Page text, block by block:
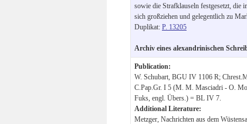
sowie die Strafklauseln festgesetzt, die
sich großziehen und gelegentlich zu
Duplikat: P. 13205
Archiv eines alexandrinischen
Publication:
W. Schubart, BGU IV 1106 R;
C.Pap.Gr. I 5 (M. M. Masciadri - O.
Fuks, engl. Übers.) = BL IV 7.
Additional Literature:
Metzger, Nachrichten aus dem